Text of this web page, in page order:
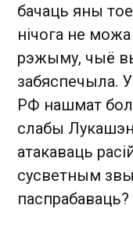
бачаць яны
нічога не
рэжыму, чыё
забяспечыла.
РФ нашмат
слабы
атакаваць
сусветным
паспрабаваць?